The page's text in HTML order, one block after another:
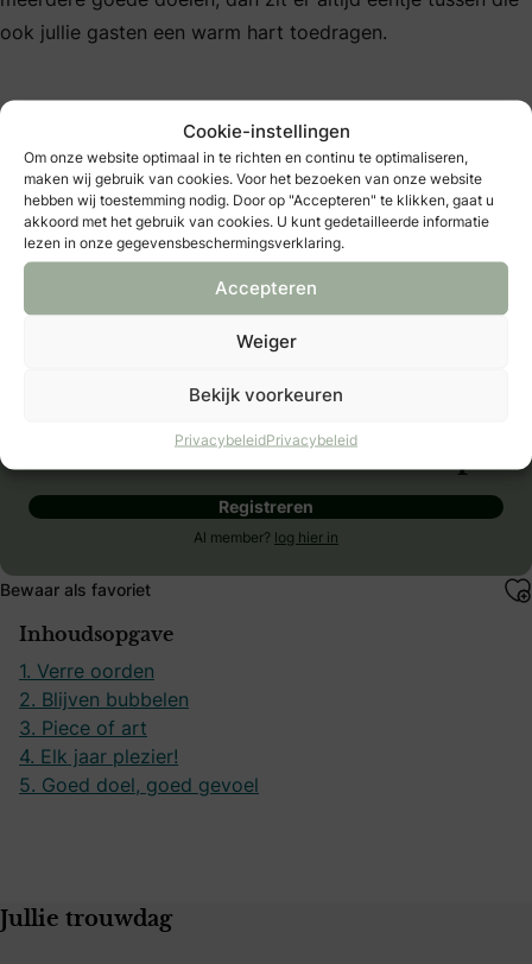
Cookie-instellingen
Om onze website optimaal in te richten en continu te optimaliseren,
maken wij gebruik van cookies. Voor het bezoeken van onze website
hebben wij toestemming nodig. Door op "Accepteren" te klikken, gaat u
akkoord met het gebruik van cookies. U kunt gedetailleerde informatie
lezen in onze gegevensbeschermingsverklaring.
Accepteren
Weiger
Bekijk voorkeuren
PrivacybeleidPrivacybeleid
ook jullie gasten een warm hart toedragen.
Er lijken geen overeenkomstige aanbieders te
zijn gevonden met de article section
Registreren
Al member? log hier in
Bewaar als favoriet
Inhoudsopgave
1. Verre oorden
2. Blijven bubbelen
3. Piece of art
4. Elk jaar plezier!
5. Goed doel, goed gevoel
Jullie trouwdag